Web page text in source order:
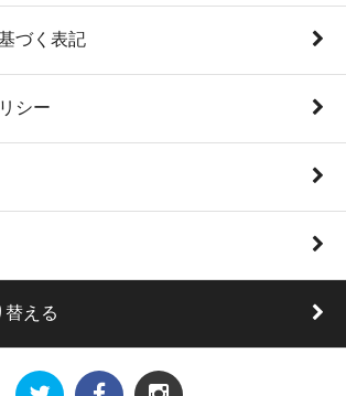
づく表記
シー
替える